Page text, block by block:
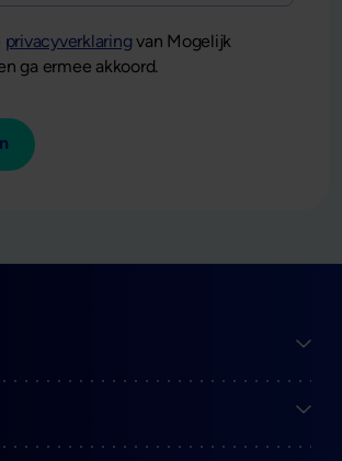
privacyverklaring van Mogelijk
ga ermee akkoord.